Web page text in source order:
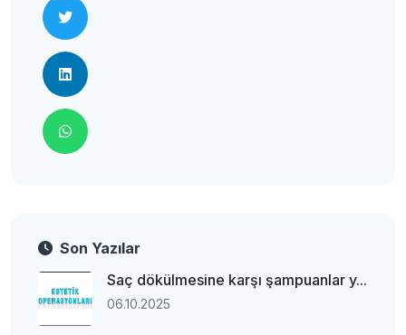
Son Yazılar
Saç dökülmesine karşı şampuanlar y...
06.10.2025